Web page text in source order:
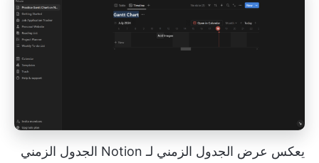
يعكس عرض الجدول الزمني لـ Notion الجدول الزمني